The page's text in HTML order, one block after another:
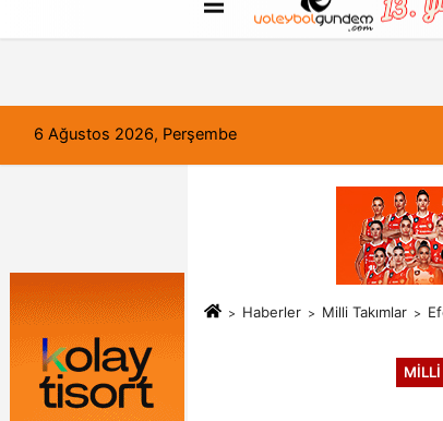
FORUM Haber Gönder
6 Ağustos 2026, Perşembe
Haberler Milli Takımlar